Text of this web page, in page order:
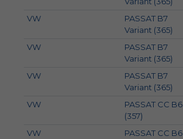
VW
PASSAT B7
Variant (365)
VW
PASSAT B7
Variant (365)
VW
PASSAT B7
Variant (365)
VW
PASSAT CC B6
(357)
VW
PASSAT CC B6